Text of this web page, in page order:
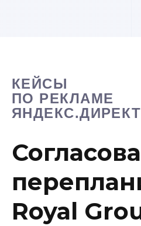
КЕЙСЫ
ПО РЕКЛАМЕ
ЯНДЕКС.ДИРЕКТ
Royal